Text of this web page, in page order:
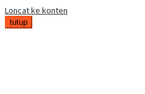
Loncat ke konten
tutup